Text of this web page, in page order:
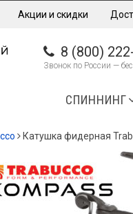
Акции и скидки
8 (800)
Звонок по России —
СПИННИНГ
Катушка фидерная